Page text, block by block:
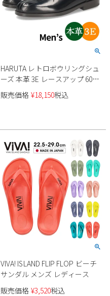
HARUTA レトロボウリングシュ
ーズ 本革 3E レースアップ 602
メンズ
販売価格 ¥18,150税込
VIVA! ISLAND FLIP FLOP ビーチ
サンダル メンズ レディース
販売価格 ¥3,520税込